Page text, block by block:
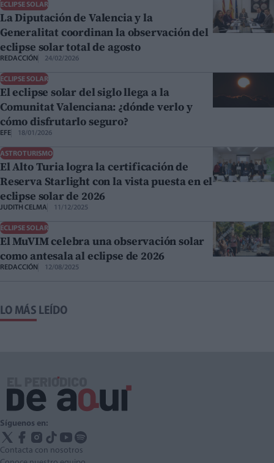
ECLIPSE SOLAR
La Diputación de Valencia y la
Generalitat coordinan la observación del
eclipse solar total de agosto
REDACCIÓN 24/02/2026
ECLIPSE SOLAR
El eclipse solar del siglo llega a la
Comunitat Valenciana: ¿dónde verlo y
cómo disfrutarlo seguro?
EFE 18/01/2026
ASTROTURISMO
El Alto Turia logra la certificación de
Reserva Starlight con la vista puesta en el
eclipse solar de 2026
JUDITH CELMA 11/12/2025
ECLIPSE SOLAR
El MuVIM celebra una observación solar
como antesala al eclipse de 2026
REDACCIÓN 12/08/2025
LO MÁS LEÍDO
Síguenos en:
Contacta con nosotros